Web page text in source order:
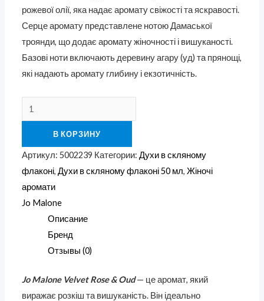
рожевої олії, яка надає аромату свіжості та яскравості.
Серце аромату представлене нотою Дамаської
троянди, що додає аромату жіночності і вишуканості.
Базові ноти включають деревину агару (уд) та прянощі,
які надають аромату глибину і екзотичність.
В КОРЗИНУ
Артикул:5002239 Категории:Духи в скляному
флаконі,Духи в скляному флаконі 50 мл,Жіночі
аромати
Jo Malone
Описание
Бренд
Отзывы (0)
Jo Malone Velvet Rose & Oud— це аромат, який
виражає розкіш та вишуканість. Він ідеально